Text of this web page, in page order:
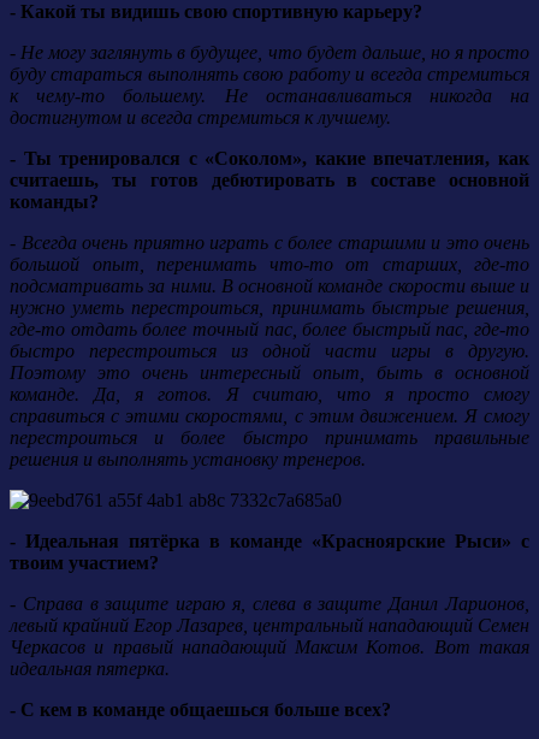
- Какой ты видишь свою спортивную карьеру?
- Не могу заглянуть в будущее, что будет дальше, но я просто
буду стараться выполнять свою работу и всегда стремиться
к чему-то большему. Не останавливаться никогда на
достигнутом и всегда стремиться к лучшему.
- Ты тренировался с «Соколом», какие впечатления, как
считаешь, ты готов дебютировать в составе основной
команды?
- Всегда очень приятно играть с более старшими и это очень
большой опыт, перенимать что-то от старших, где-то
подсматривать за ними. В основной команде скорости выше и
нужно уметь перестроиться, принимать быстрые решения,
где-то отдать более точный пас, более быстрый пас, где-то
быстро перестроиться из одной части игры в другую.
Поэтому это очень интересный опыт, быть в основной
команде. Да, я готов. Я считаю, что я просто смогу
справиться с этими скоростями, с этим движением. Я смогу
перестроиться и более быстро принимать правильные
решения и выполнять установку тренеров.
- Идеальная пятёрка в команде «Красноярские Рыси» с
твоим участием?
- Справа в защите играю я, слева в защите Данил Ларионов,
левый крайний Егор Лазарев, центральный нападающий Семен
Черкасов и правый нападающий Максим Котов. Вот такая
идеальная пятерка.
- С кем в команде общаешься больше всех?